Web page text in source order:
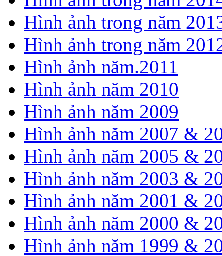
Hình ảnh trong năm
Hình ảnh trong năm
Hình ảnh năm.2011
Hình ảnh năm 2010
Hình ảnh năm 2009
Hình ảnh năm 2007 &
Hình ảnh năm 2005 &
Hình ảnh năm 2003 &
Hình ảnh năm 2001 &
Hình ảnh năm 2000 &
Hình ảnh năm 1999 &